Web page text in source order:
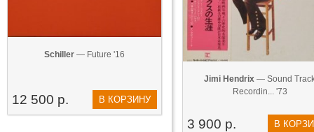
Schiller — Future '16
12 500 р. В КОРЗИНУ
Jimi Hendrix — Sound
Recordin... '73
3 900 р. В